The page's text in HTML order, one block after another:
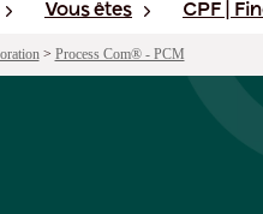
Vous êtes CPF |
> Process Com® - PCM